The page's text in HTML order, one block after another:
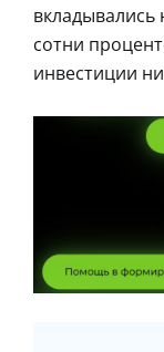
вкладывались
сотни
инвестиции